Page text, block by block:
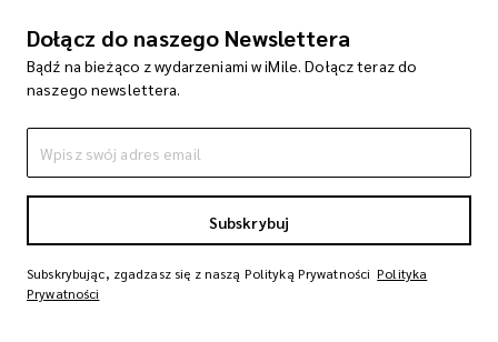
Dołącz do naszego Newslettera
Bądź na bieżąco z wydarzeniami w iMile. Dołącz teraz do
naszego newslettera.
Subskrybuj
Subskrybując, zgadzasz się z naszą Polityką Prywatności Polityka
Prywatności